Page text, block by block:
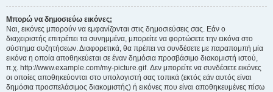
Μπορώ να δημοσιεύω εικόνες;
Ναι, εικόνες μπορούν να εμφανίζονται στις δημοσιεύσεις σας. Εάν ο
διαχειριστής επιτρέπει τα συνημμένα, μπορείτε να φορτώσετε την εικόνα στο
σύστημα συζητήσεων. Διαφορετικά, θα πρέπει να συνδέσετε με παραπομπή μία
εικόνα η οποία αποθηκεύεται σε έναν δημόσια προσβάσιμο διακομιστή ιστού,
π.χ. http://www.example.com/my-picture.gif. Δεν μπορείτε να συνδέσετε εικόνες
οι οποίες αποθηκεύονται στο υπολογιστή σας τοπικά (εκτός εάν αυτός είναι
δημόσια προσπελάσιμος διακομιστής) ή εικόνες που είναι αποθηκευμένες πίσω